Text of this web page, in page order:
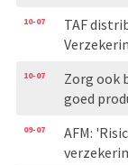
10-07
TAF
10-07
Zorg ook
goed
09-07
AFM: